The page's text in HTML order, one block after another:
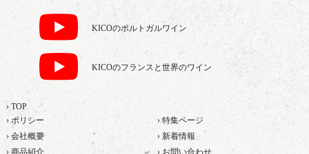
KICOのポルトガルワイン
KICOのフランスと世界のワイン
› TOP
› ポリシー
› 特集ページ
› 会社概要
› 新着情報
› 商品紹介
› お問い合わせ